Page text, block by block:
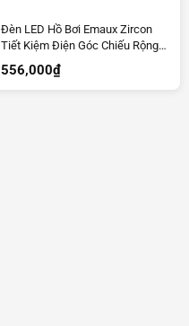
Đèn LED Hồ Bơi Emaux Zircon
Tiết Kiệm Điện Góc Chiếu Rộng
556,000₫